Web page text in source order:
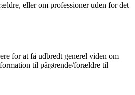
eller om professioner uden for det
for at få udbredt generel viden om
til pårørende/forældre til